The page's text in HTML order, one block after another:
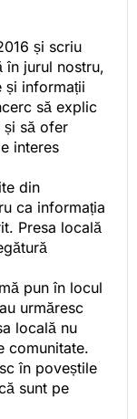
și scriu
în jurul nostru,
și informații
să explic
și să ofer
interes
din
ca informația
Presa locală
pun în locul
urmăresc
locală nu
comunitate.
în poveștile
sunt pe